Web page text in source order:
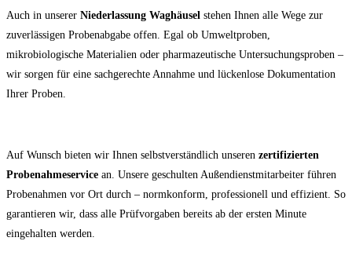
Auch in unserer Niederlassung Waghäusel stehen Ihnen alle Wege zur
zuverlässigen Probenabgabe offen. Egal ob Umweltproben,
mikrobiologische Materialien oder pharmazeutische Untersuchungsproben –
wir sorgen für eine sachgerechte Annahme und lückenlose Dokumentation
Ihrer Proben.
Auf Wunsch bieten wir Ihnen selbstverständlich unseren zertifizierten
Probenahmeservice an. Unsere geschulten Außendienstmitarbeiter führen
Probenahmen vor Ort durch – normkonform, professionell und effizient. So
garantieren wir, dass alle Prüfvorgaben bereits ab der ersten Minute
eingehalten werden.